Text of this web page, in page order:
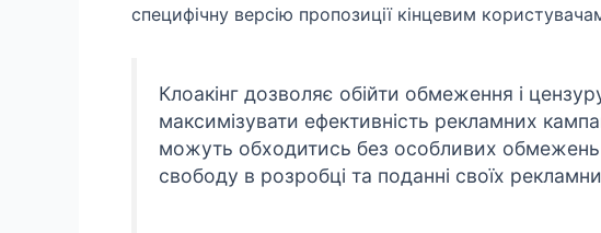
специфічну версію пропозиції кінцевим
Клоакінг дозволяє обійти обмеження і
максимізувати ефективність рекламних
можуть обходитись без особливих обмежень
свободу в розробці та поданні своїх